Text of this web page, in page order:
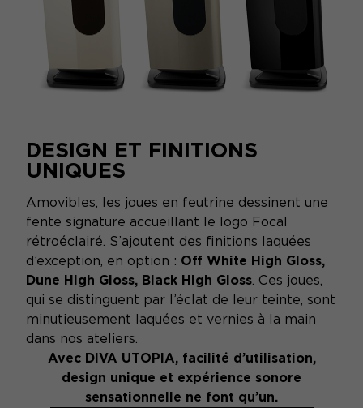
DESIGN ET FINITIONS
UNIQUES
Amovibles, les joues en feutrine dessinent une
fente signature accueillant le logo Focal
rétroéclairé. S’ajoutent des finitions laquées
d’exception, en option : Off White High Gloss,
Dune High Gloss, Black High Gloss. Ces joues,
qui se distinguent par l’éclat de leur teinte, sont
minutieusement laquées et vernies à la main
dans nos ateliers.
Avec DIVA UTOPIA, facilité d’utilisation,
design unique et expérience sonore
sensationnelle ne font qu’un.